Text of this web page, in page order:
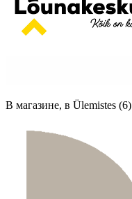
В магазине, в Ülemistes (6)